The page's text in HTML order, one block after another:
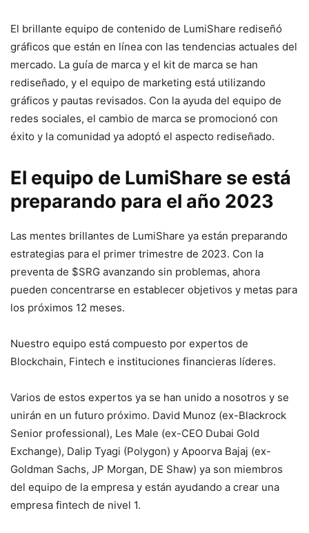
El brillante equipo de contenido de LumiShare rediseñó
gráficos que están en línea con las tendencias actuales del
mercado. La guía de marca y el kit de marca se han
rediseñado, y el equipo de marketing está utilizando
gráficos y pautas revisados. Con la ayuda del equipo de
redes sociales, el cambio de marca se promocionó con
éxito y la comunidad ya adoptó el aspecto rediseñado.
El equipo de LumiShare se está
preparando para el año 2023
Las mentes brillantes de LumiShare ya están preparando
estrategias para el primer trimestre de 2023. Con la
preventa de $SRG avanzando sin problemas, ahora
pueden concentrarse en establecer objetivos y metas para
los próximos 12 meses.
Nuestro equipo está compuesto por expertos de
Blockchain, Fintech e instituciones financieras líderes.
Varios de estos expertos ya se han unido a nosotros y se
unirán en un futuro próximo. David Munoz (ex-Blackrock
Senior professional), Les Male (ex-CEO Dubai Gold
Exchange), Dalip Tyagi (Polygon) y Apoorva Bajaj (ex-
Goldman Sachs, JP Morgan, DE Shaw) ya son miembros
del equipo de la empresa y están ayudando a crear una
empresa fintech de nivel 1.